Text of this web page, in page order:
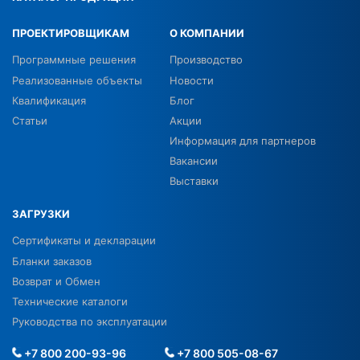
ПРОЕКТИРОВЩИКАМ
Программные решения
Реализованные объекты
Квалификация
Статьи
О КОМПАНИИ
Производство
Новости
Блог
Акции
Информация для партнеров
Вакансии
Выставки
ЗАГРУЗКИ
Сертификаты и декларации
Бланки заказов
Возврат и Обмен
Технические каталоги
Руководства по эксплуатации
+7 800 200-93-96 +7 800 505-08-67